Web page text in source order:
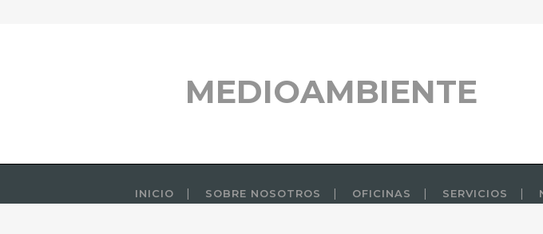
MEDIOAMBIENTE
INICIO SOBRE NOSOTROS OFICINAS SERVICIOS